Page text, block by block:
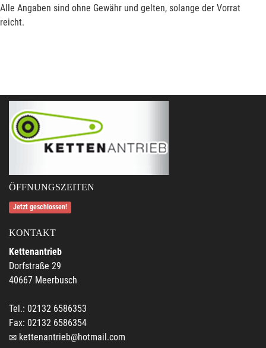
Alle Angaben sind ohne Gewähr und gelten, solange der Vorrat
reicht.
ÖFFNUNGSZEITEN
Jetzt geschlossen!
KONTAKT
Kettenantrieb
Dorfstraße 29
40667 Meerbusch
Tel.: 02132 6586353
Fax: 02132 6586354
kettenantrieb@hotmail.com